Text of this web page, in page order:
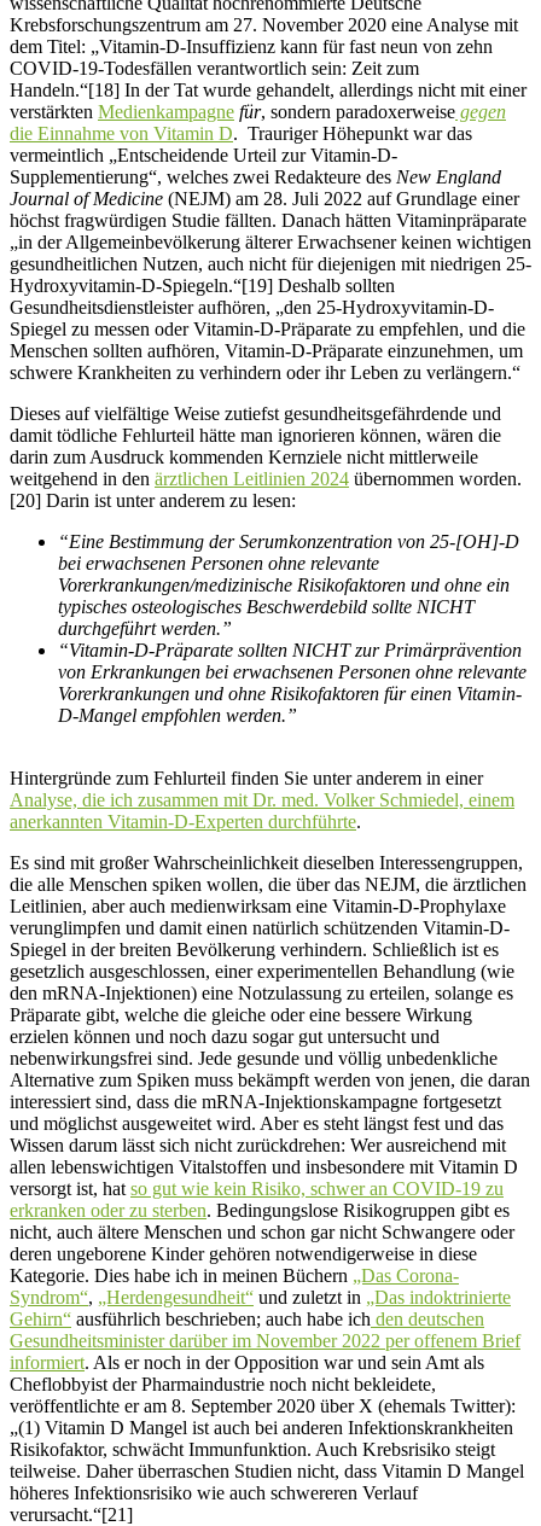
Krebsforschungszentrum am 27. November 2020 eine Analyse mit
dem Titel: „Vitamin-D-Insuffizienz kann für fast neun von zehn
COVID-19-Todesfällen verantwortlich sein: Zeit zum
Handeln.“[18] In der Tat wurde gehandelt, allerdings nicht mit einer
verstärkten Medienkampagne für, sondern paradoxerweise gegen
die Einnahme von Vitamin D. Trauriger Höhepunkt war das
vermeintlich „Entscheidende Urteil zur Vitamin-D-
Supplementierung“, welches zwei Redakteure des New England
Journal of Medicine (NEJM) am 28. Juli 2022 auf Grundlage einer
höchst fragwürdigen Studie fällten. Danach hätten Vitaminpräparate
„in der Allgemeinbevölkerung älterer Erwachsener keinen wichtigen
gesundheitlichen Nutzen, auch nicht für diejenigen mit niedrigen 25-
Hydroxyvitamin-D-Spiegeln.“[19] Deshalb sollten
Gesundheitsdienstleister aufhören, „den 25-Hydroxyvitamin-D-
Spiegel zu messen oder Vitamin-D-Präparate zu empfehlen, und die
Menschen sollten aufhören, Vitamin-D-Präparate einzunehmen, um
schwere Krankheiten zu verhindern oder ihr Leben zu verlängern.“
Dieses auf vielfältige Weise zutiefst gesundheitsgefährdende und
damit tödliche Fehlurteil hätte man ignorieren können, wären die
darin zum Ausdruck kommenden Kernziele nicht mittlerweile
weitgehend in den ärztlichen Leitlinien 2024 übernommen worden.
[20] Darin ist unter anderem zu lesen:
“Eine Bestimmung der Serumkonzentration von 25-[OH]-D
bei erwachsenen Personen ohne relevante
Vorerkrankungen/medizinische Risikofaktoren und ohne ein
typisches osteologisches Beschwerdebild sollte NICHT
durchgeführt werden.”
“Vitamin-D-Präparate sollten NICHT zur Primärprävention
von Erkrankungen bei erwachsenen Personen ohne relevante
Vorerkrankungen und ohne Risikofaktoren für einen Vitamin-
D-Mangel empfohlen werden.”
Hintergründe zum Fehlurteil finden Sie unter anderem in einer
Analyse, die ich zusammen mit Dr. med. Volker Schmiedel, einem
anerkannten Vitamin-D-Experten durchführte.
Es sind mit großer Wahrscheinlichkeit dieselben Interessengruppen,
die alle Menschen spiken wollen, die über das NEJM, die ärztlichen
Leitlinien, aber auch medienwirksam eine Vitamin-D-Prophylaxe
verunglimpfen und damit einen natürlich schützenden Vitamin-D-
Spiegel in der breiten Bevölkerung verhindern. Schließlich ist es
gesetzlich ausgeschlossen, einer experimentellen Behandlung (wie
den mRNA-Injektionen) eine Notzulassung zu erteilen, solange es
Präparate gibt, welche die gleiche oder eine bessere Wirkung
erzielen können und noch dazu sogar gut untersucht und
nebenwirkungsfrei sind. Jede gesunde und völlig unbedenkliche
Alternative zum Spiken muss bekämpft werden von jenen, die daran
interessiert sind, dass die mRNA-Injektionskampagne fortgesetzt
und möglichst ausgeweitet wird. Aber es steht längst fest und das
Wissen darum lässt sich nicht zurückdrehen: Wer ausreichend mit
allen lebenswichtigen Vitalstoffen und insbesondere mit Vitamin D
versorgt ist, hat so gut wie kein Risiko, schwer an COVID-19 zu
erkranken oder zu sterben. Bedingungslose Risikogruppen gibt es
nicht, auch ältere Menschen und schon gar nicht Schwangere oder
deren ungeborene Kinder gehören notwendigerweise in diese
Kategorie. Dies habe ich in meinen Büchern „Das Corona-
Syndrom“, „Herdengesundheit“ und zuletzt in „Das indoktrinierte
Gehirn“ ausführlich beschrieben; auch habe ich den deutschen
Gesundheitsminister darüber im November 2022 per offenem Brief
informiert. Als er noch in der Opposition war und sein Amt als
Cheflobbyist der Pharmaindustrie noch nicht bekleidete,
veröffentlichte er am 8. September 2020 über X (ehemals Twitter):
„(1) Vitamin D Mangel ist auch bei anderen Infektionskrankheiten
Risikofaktor, schwächt Immunfunktion. Auch Krebsrisiko steigt
teilweise. Daher überraschen Studien nicht, dass Vitamin D Mangel
höheres Infektionsrisiko wie auch schwereren Verlauf
verursacht.“[21]